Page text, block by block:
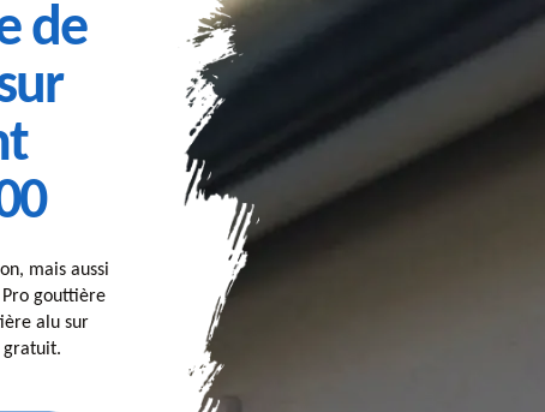
de
mais aussi
gouttière
alu sur
gratuit.